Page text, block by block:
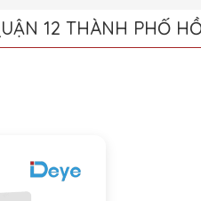
12 THÀNH PHỐ